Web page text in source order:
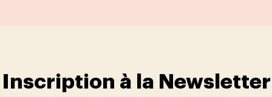
Inscription à la Newsletter